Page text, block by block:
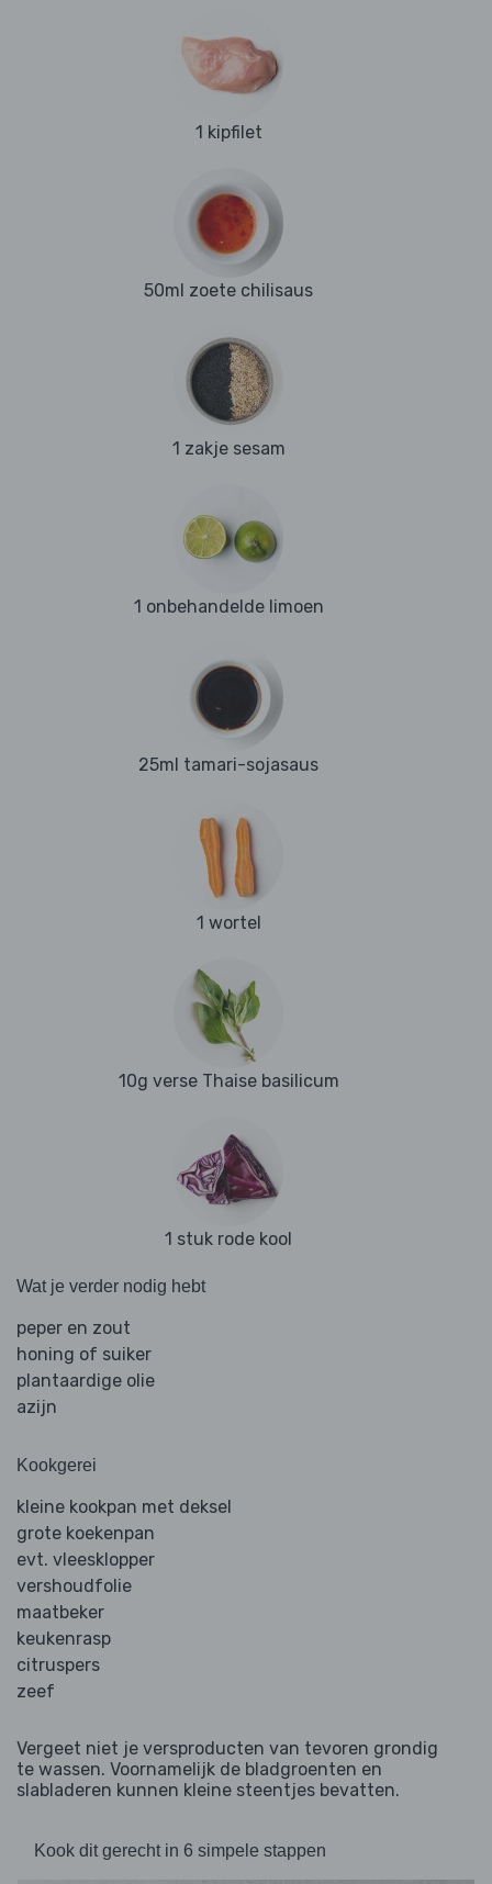
1 kipfilet
50ml zoete chilisaus
1 zakje sesam
1 onbehandelde limoen
25ml tamari-sojasaus
1 wortel
10g verse Thaise basilicum
1 stuk rode kool
Wat je verder nodig hebt
peper en zout
honing of suiker
plantaardige olie
azijn
Kookgerei
kleine kookpan met deksel
grote koekenpan
evt. vleesklopper
vershoudfolie
maatbeker
keukenrasp
citruspers
zeef
Vergeet niet je versproducten van tevoren grondig
te wassen. Voornamelijk de bladgroenten en
slabladeren kunnen kleine steentjes bevatten.
Kook dit gerecht in 6 simpele stappen